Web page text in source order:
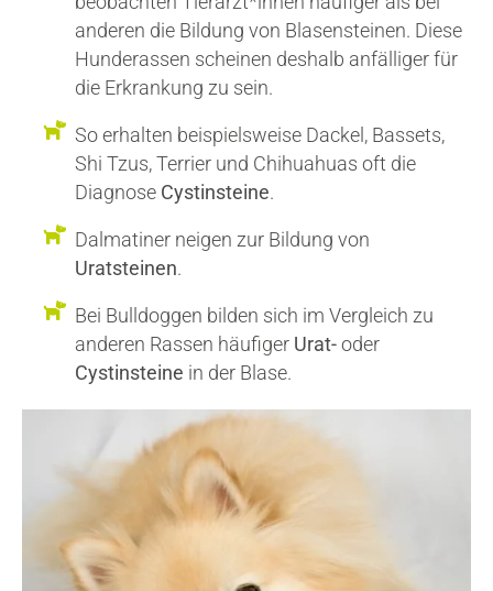
anderen die Bildung von Blasensteinen. Diese
Hunderassen scheinen deshalb anfälliger für
die Erkrankung zu sein.
So erhalten beispielsweise Dackel, Bassets,
Shi Tzus, Terrier und Chihuahuas oft die
Diagnose Cystinsteine.
Dalmatiner neigen zur Bildung von
Uratsteinen.
Bei Bulldoggen bilden sich im Vergleich zu
anderen Rassen häufiger Urat-oder
Cystinsteine in der Blase.